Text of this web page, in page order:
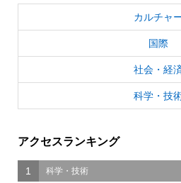
カルチャ
国際
社会・経
科学・技
アクセスランキング
1 科学・技術